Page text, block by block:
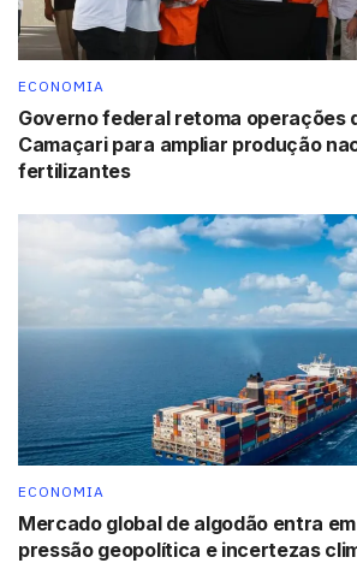
ECONOMIA
Governo federal retoma operações
Camaçari para ampliar produção
fertilizantes
ECONOMIA
Mercado global de algodão entra
pressão geopolítica e incertezas